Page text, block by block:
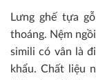
Lưng ghế tựa
thoáng. Nệm
simili có vân là
khẩu. Chất liệu